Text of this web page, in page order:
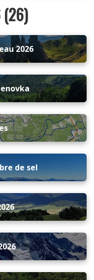
(26)
2026
de sel